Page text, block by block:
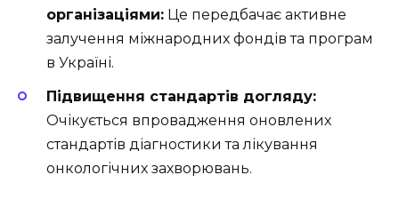
організаціями: Це передбачає активне
залучення міжнародних фондів та програм
в Україні.
Підвищення стандартів догляду:
Очікується впровадження оновлених
стандартів діагностики та лікування
онкологічних захворювань.